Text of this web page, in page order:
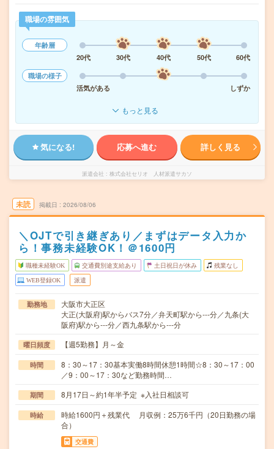
職場の雰囲気
年齢層
20代
30代 40代 50代
60代
職場の様子
活気がある
しずか
もっと見る
気になる! 応募へ進む 詳しく見る
派遣会社 株式会社セリオ 人材派遣サカソ
未読 掲載日 2026/08/06
＼OJTで引き継ぎあり／まずはデータ入力か
ら！事務未経験OK！＠1600円
職種未経験OK 交通費別途支給あり 土日祝日が休み 残業なし
WEB登録OK 派遣
勤務地
大阪市大正区
大正(大阪府)駅からバス7分／弁天町駅から---分／九条(大
阪府)駅から---分／西九条駅から---分
曜日頻度 【週5勤務】月～金
時間
8：30～17：30基本実働8時間休憩1時間☆8：30～17：00
／9：00～17：30など勤務時間…
期間 8月17日～約1年半予定 ※入社日相談可
時給
時給1600円＋残業代 月収例：25万6千円（20日勤務の場
合）
交通費